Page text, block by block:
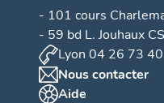
- 101 cours
- 59 bd L. Jouhaux
Lyon 04 26 73
Nous contacter
Aide